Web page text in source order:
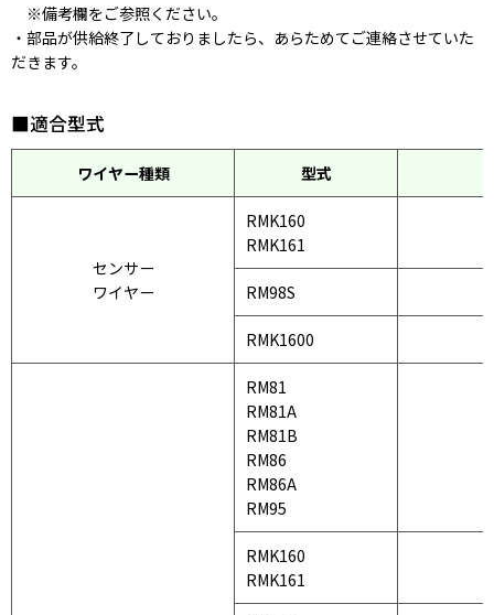
※備考欄をご参照ください。
・部品が供給終了しておりましたら、あらためてご連絡させていた
だきます。
■適合型式
ワイヤー種類 型式
センサー
ワイヤー
RMK160
RMK161
RM98S
RMK1600
RM81
RM81A
RM81B
RM86
RM86A
RM95
RMK160
RMK161